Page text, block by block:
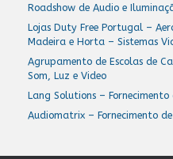
Roadshow de Audio e
Lojas Duty Free Portugal –
Madeira e Horta – Sistemas
Agrupamento de Escolas de
Som, Luz e Video
Lang Solutions – Fornecimento
Audiomatrix – Fornecimento